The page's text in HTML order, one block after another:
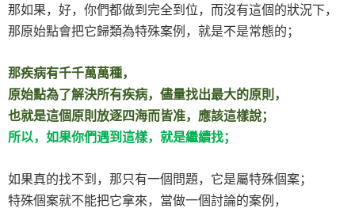
那如果，好，你們都做到完全到位，而沒有這個的狀況下，
那原始點會把它歸類為特殊案例，就是不是常態的；
那疾病有千千萬萬種，
原始點為了解決所有疾病，儘量找出最大的原則，
也就是這個原則放逐四海而皆准，應該這樣說；
所以，如果你們遇到這樣，就是繼續找；
如果真的找不到，那只有一個問題，它是屬特殊個案；
特殊個案就不能把它拿來，當做一個討論的案例，